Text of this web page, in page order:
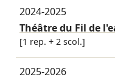
2024-2025
Théâtre du Fil de
[1 rep. + 2 scol.]
2025-2026